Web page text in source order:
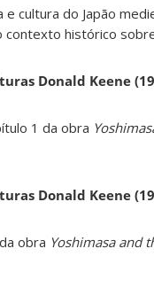
cultura do Japão
contexto histórico
Donald Keene
1 da obra
Donald Keene
obra Yoshimasa and